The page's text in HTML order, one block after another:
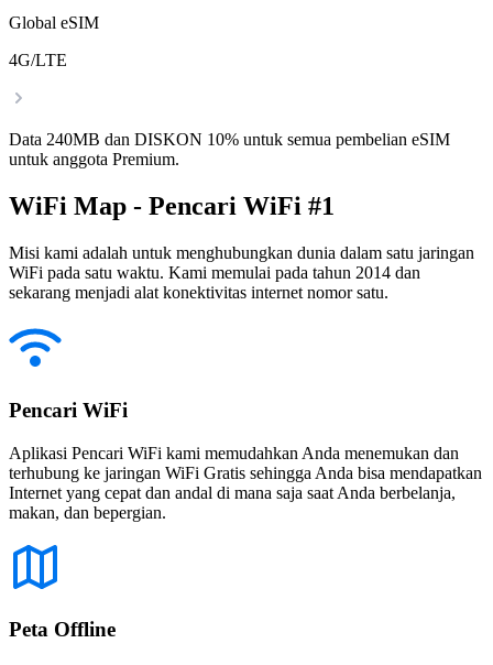
Global eSIM
4G/LTE
Data 240MB dan DISKON 10% untuk semua pembelian eSIM
untuk anggota Premium.
WiFi Map - Pencari WiFi #1
Misi kami adalah untuk menghubungkan dunia dalam satu jaringan
WiFi pada satu waktu. Kami memulai pada tahun 2014 dan
sekarang menjadi alat konektivitas internet nomor satu.
Pencari WiFi
Aplikasi Pencari WiFi kami memudahkan Anda menemukan dan
terhubung ke jaringan WiFi Gratis sehingga Anda bisa mendapatkan
Internet yang cepat dan andal di mana saja saat Anda berbelanja,
makan, dan bepergian.
Peta Offline